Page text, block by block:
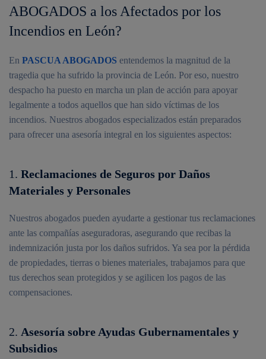
ABOGADOS a los Afectados por los
Incendios en León?
En PASCUA ABOGADOS entendemos la magnitud de la
tragedia que ha sufrido la provincia de León. Por eso, nuestro
despacho ha puesto en marcha un plan de acción para apoyar
legalmente a todos aquellos que han sido víctimas de los
incendios. Nuestros abogados especializados están preparados
para ofrecer una asesoría integral en los siguientes aspectos:
1. Reclamaciones de Seguros por Daños
Materiales y Personales
Nuestros abogados pueden ayudarte a gestionar tus reclamaciones
ante las compañías aseguradoras, asegurando que recibas la
indemnización justa por los daños sufridos. Ya sea por la pérdida
de propiedades, tierras o bienes materiales, trabajamos para que
tus derechos sean protegidos y se agilicen los pagos de las
compensaciones.
2. Asesoría sobre Ayudas Gubernamentales y
Subsidios